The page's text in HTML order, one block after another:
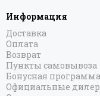
Информация
Доставка
Оплата
Возврат
Пункты самовывоза
Бонусная программа
Официальные